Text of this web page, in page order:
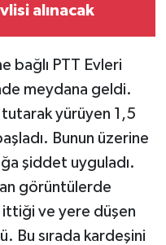
alınacak
bağlı PTT Evleri
meydana geldi.
tutarak yürüyen 1,5
Bunun üzerine
şiddet uyguladı.
görüntülerde
ittiği ve yere düşen
Bu sırada kardeşini